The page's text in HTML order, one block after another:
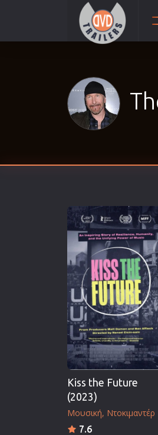
Kiss the Future
(2023)
Μουσική Ντοκιμαντέρ
7.6